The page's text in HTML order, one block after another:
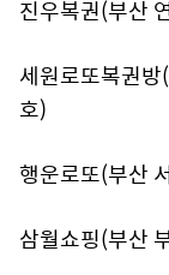
진우복권(부산
세원로또복권
호)
행운로또(부산
삼월쇼핑(부산